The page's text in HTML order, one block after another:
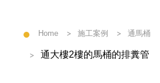
Home 施工案例 通馬桶
通大樓2樓的馬桶的排糞管